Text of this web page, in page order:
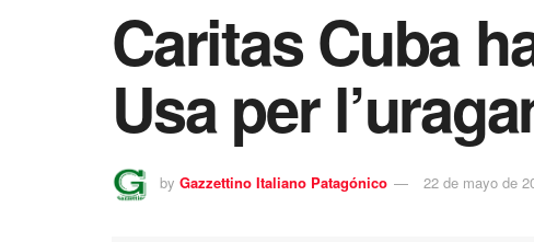
Caritas Cuba
Usa per
by Gazzettino Italiano Patagónico 22 de mayo de